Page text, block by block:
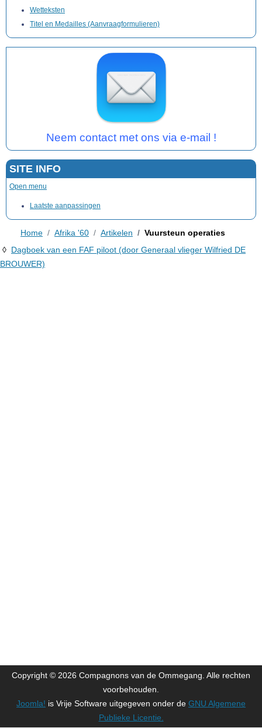
Wetteksten
Titel en Medailles (Aanvraagformulieren)
Neem contact met ons via e-mail !
SITE INFO
Open menu
Laatste aanpassingen
Home Afrika '60 Artikelen
Vuursteun operaties
◊ Dagboek van een FAF piloot (door Generaal vlieger Wilfried DE
BROUWER)
Copyright © 2026 Compagnons van de Ommegang. Alle rechten
voorbehouden.
Joomla! is Vrije Software uitgegeven onder de GNU Algemene
Publieke Licentie.